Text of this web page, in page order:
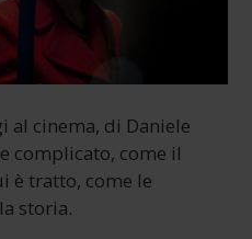
al cinema, di Daniele
complicato, come il
è tratto, come le
storia.